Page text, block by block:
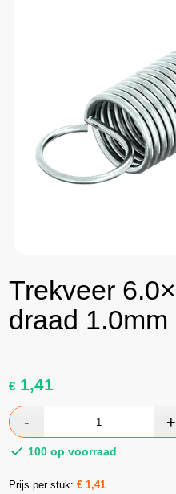
Trekveer
draad 1.0mm
€ 1,41
100 op voorraad
Prijs per stuk:€1,41